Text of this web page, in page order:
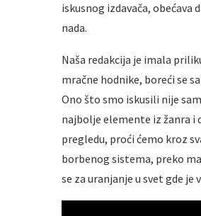
iskusnog izdavača, obećava
nada.
Naša redakcija je imala
mračne hodnike, boreći se
Ono što smo iskusili nije
najbolje elemente iz žanra i
pregledu, proći ćemo kroz
borbenog sistema, preko
se za uranjanje u svet gde